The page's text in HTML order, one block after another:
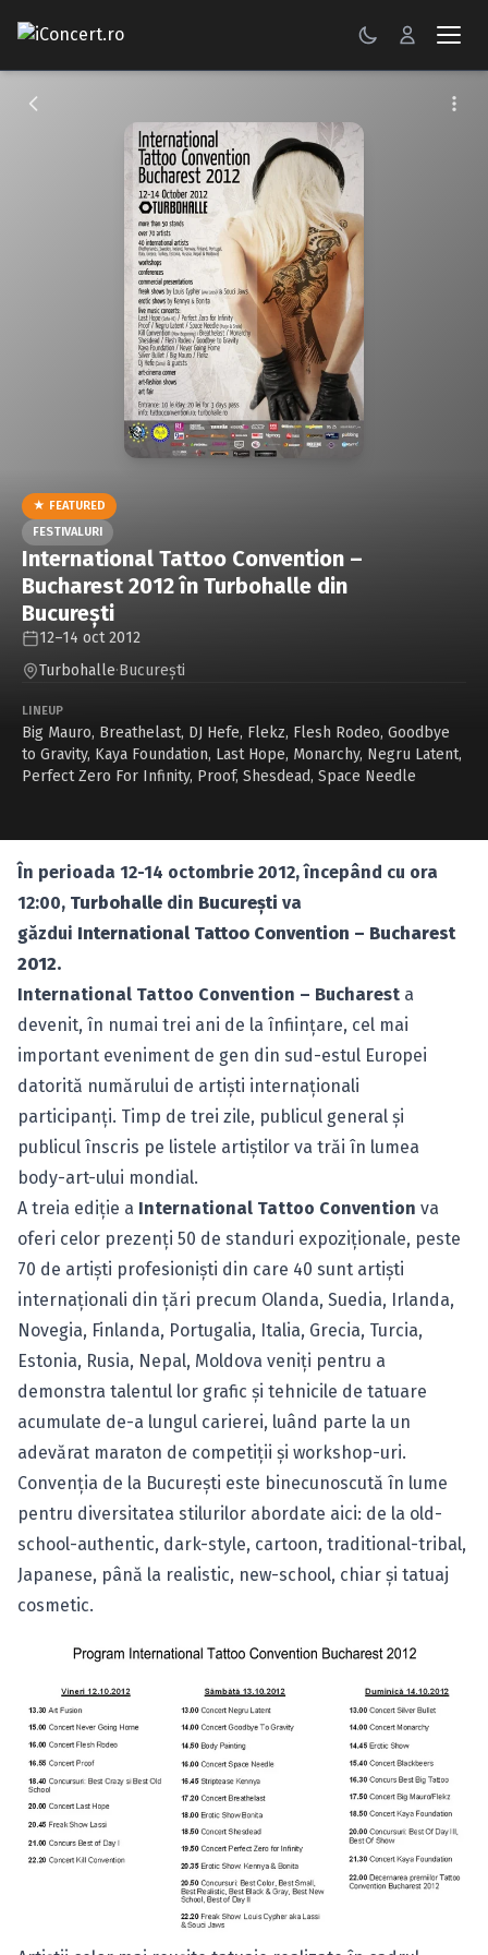
CONCERTE
Caută în site...
★ FEATURED
FESTIVALURI
International Tattoo Convention –
Bucharest 2012 în Turbohalle din
Bucureşti
12–14 oct 2012
Turbohalle·Bucureşti
LINEUP
Big Mauro, Breathelast, DJ Hefe, Flekz, Flesh Rodeo, Goodbye
to Gravity, Kaya Foundation, Last Hope, Monarchy, Negru Latent,
Perfect Zero For Infinity, Proof, Shesdead, Space Needle
În perioada 12-14 octombrie 2012, începând cu ora
12:00, Turbohalle din Bucureşti va
găzdui International Tattoo Convention – Bucharest
2012.
International Tattoo Convention – Bucharest a
devenit, în numai trei ani de la înfiinţare, cel mai
important eveniment de gen din sud-estul Europei
datorită numărului de artişti internaţionali
participanţi. Timp de trei zile, publicul general şi
publicul înscris pe listele artiştilor va trăi în lumea
body-art-ului mondial.
A treia ediţie a International Tattoo Convention va
oferi celor prezenţi 50 de standuri expoziţionale, peste
70 de artişti profesionişti din care 40 sunt artişti
internaţionali din ţări precum Olanda, Suedia, Irlanda,
Novegia, Finlanda, Portugalia, Italia, Grecia, Turcia,
Estonia, Rusia, Nepal, Moldova veniţi pentru a
demonstra talentul lor grafic şi tehnicile de tatuare
acumulate de-a lungul carierei, luând parte la un
adevărat maraton de competiţii şi workshop-uri.
Convenţia de la Bucureşti este binecunoscută în lume
pentru diversitatea stilurilor abordate aici: de la old-
school-authentic, dark-style, cartoon, traditional-tribal,
Japanese, până la realistic, new-school, chiar şi tatuaj
cosmetic.